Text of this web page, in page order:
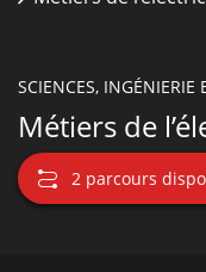
SCIENCES, INGÉNIERIE
Métiers de
2 parcours